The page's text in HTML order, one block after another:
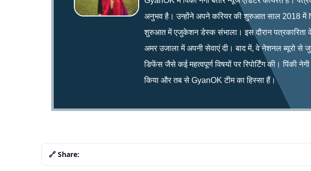
अनुभव है। उन्होंने अपने करियर की शुरुआत साल 2018 में
शुरुआत में एजुकेशन डेस्क संभाला। इस दौरान पत्रकारिता
अमर उजाला में अपनी सेवाएं दी। बाद में, वे नेशनल ब्यूरो
डिफेंस जैसे कई महत्वपूर्ण विषयों पर रिपोर्टिंग की। पिंकी
किया और तब से GyanOK टीम का हिस्सा हैं।
🔗 Share: